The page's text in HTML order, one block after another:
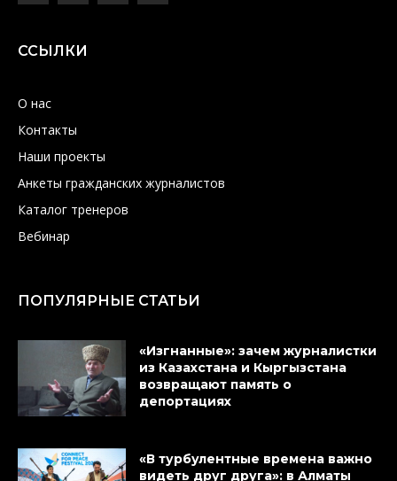
ССЫЛКИ
О нас
Контакты
Наши проекты
Анкеты гражданских журналистов
Каталог тренеров
Вебинар
ПОПУЛЯРНЫЕ СТАТЬИ
«Изгнанные»: зачем журналистки
из Казахстана и Кыргызстана
возвращают память о
депортациях
«В турбулентные времена важно
видеть друг друга»: в Алматы